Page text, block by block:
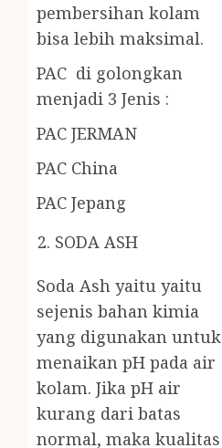
pembersihan kolam
bisa lebih maksimal.
PAC di golongkan
menjadi 3 Jenis :
PAC JERMAN
PAC China
PAC Jepang
SODA ASH
Soda Ash yaitu yaitu
sejenis bahan kimia
yang digunakan untuk
menaikan pH pada air
kolam. Jika pH air
kurang dari batas
normal, maka kualitas